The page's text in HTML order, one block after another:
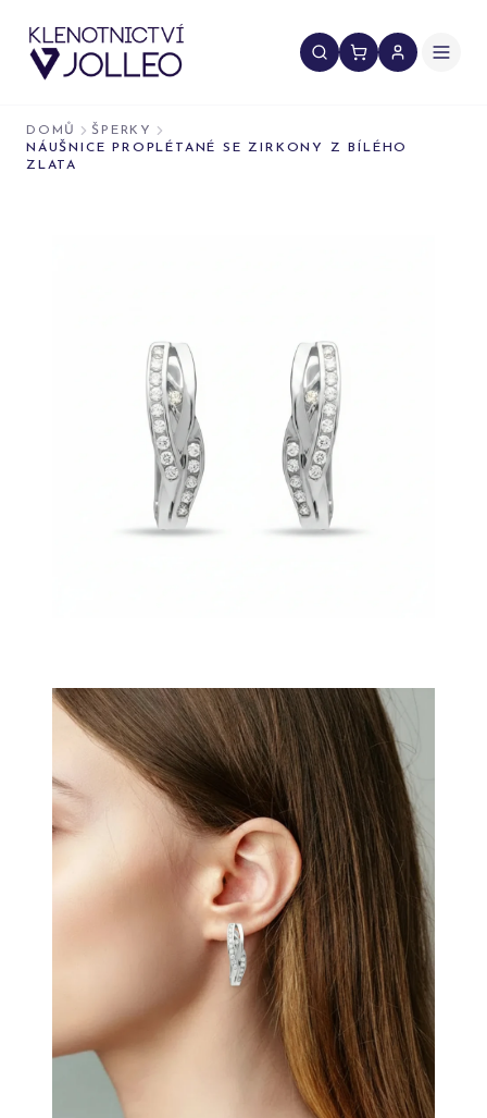
DOMŮ
ŠPERKY
NÁUŠNICE PROPLÉTANÉ SE ZIRKONY Z BÍLÉHO
ZLATA